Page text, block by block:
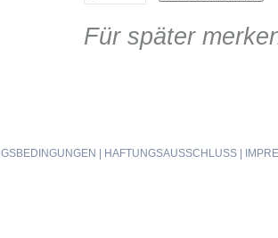
Für später
HAFTUNGSAUSSCHLUSS